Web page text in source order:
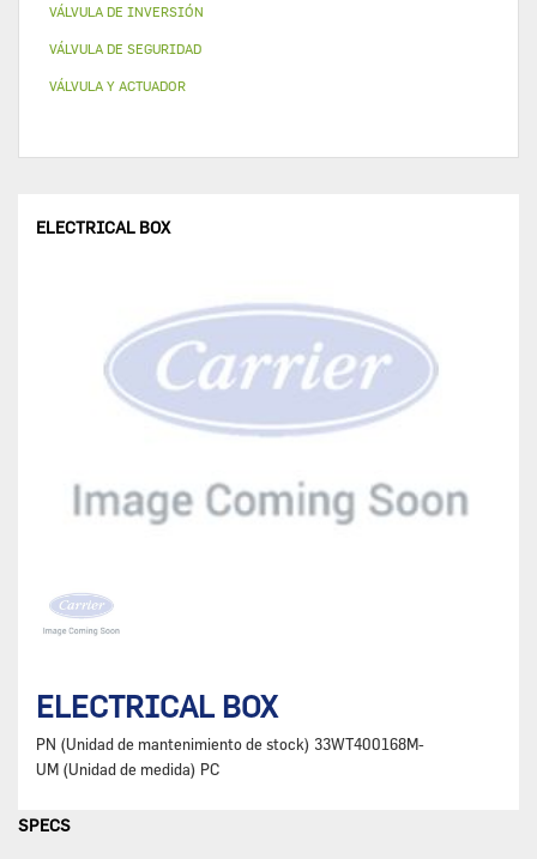
VÁLVULA DE INVERSIÓN
VÁLVULA DE SEGURIDAD
VÁLVULA Y ACTUADOR
ELECTRICAL BOX
ELECTRICAL BOX
PN (Unidad de mantenimiento de stock) 33WT400168M-
UM (Unidad de medida) PC
SPECS